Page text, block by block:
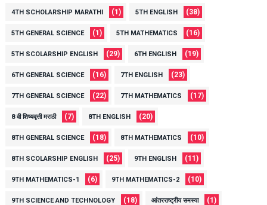
4TH SCHOLARSHIP MARATHI (1) 5TH ENGLISH (38)
5TH GENERAL SCIENCE (1) 5TH MATHEMATICS (16)
5TH SCOLARSHIP ENGLISH (29) 6TH ENGLISH (19)
6TH GENERAL SCIENCE (16) 7TH ENGLISH (23)
7TH GENERAL SCIENCE (22) 7TH MATHEMATICS (17)
8 वी शिष्यवृत्ती मराठी (7) 8TH ENGLISH (20)
8TH GENERAL SCIENCE (18) 8TH MATHEMATICS (10)
8TH SCOLARSHIP ENGLISH (25) 9TH ENGLISH (11)
9TH MATHEMATICS-1 (6) 9TH MATHEMATICS-2 (10)
9TH SCIENCE AND TECHNOLOGY (18) आंतरराष्ट्रीय समस्या (1)